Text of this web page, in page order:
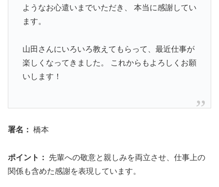
ようなお心遣いまでいただき、 本当に感謝してい
ます。
山田さんにいろいろ教えてもらって、最近仕事が
楽しくなってきました。 これからもよろしくお願
いします！
署名： 橋本
ポイント： 先輩への敬意と親しみを両立させ、仕事上の
関係も含めた感謝を表現しています。